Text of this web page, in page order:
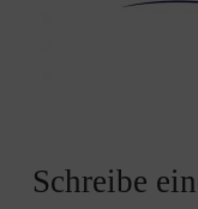
Schreibe